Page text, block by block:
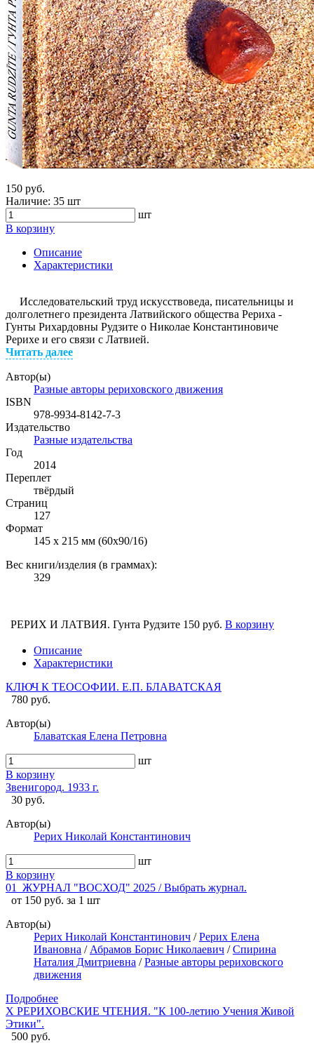
150 руб.
Наличие: 35 шт
шт
В корзину
Описание
Характеристики
Исследовательский труд искусствоведа, писательницы и
долголетнего президента Латвийского общества Рериха -
Гунты Рихардовны Рудзите о Николае Константиновиче
Рерихе и его связи с Латвией.
Читать далее
Автор(ы)
Разные авторы рериховского движения
ISBN
978-9934-8142-7-3
Издательство
Разные издательства
Год
2014
Переплет
твёрдый
Страниц
127
Формат
145 х 215 мм (60х90/16)
Вес книги/изделия (в граммах):
329
РЕРИХ И ЛАТВИЯ. Гунта Рудзите 150 руб. В корзину
Описание
Характеристики
КЛЮЧ К ТЕОСОФИИ. Е.П. БЛАВАТСКАЯ
780 руб.
Автор(ы)
Блаватская Елена Петровна
шт
В корзину
Звенигород. 1933 г.
30 руб.
Автор(ы)
Рерих Николай Константинович
шт
В корзину
01_ЖУРНАЛ "ВОСХОД" 2025 / Выбрать журнал.
от 150 руб. за 1 шт
Автор(ы)
Рерих Николай Константинович /Рерих Елена
Ивановна / Абрамов Борис Николаевич /Спирина
Наталия Дмитриевна /Разные авторы рериховского
движения
Подробнее
X РЕРИХОВСКИЕ ЧТЕНИЯ. "К 100-летию Учения Живой
Этики".
500 руб.